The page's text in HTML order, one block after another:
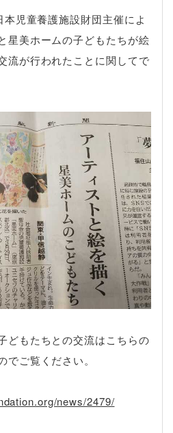
児童養護施設財団主催によ
星美ホームの子どもたちが絵
流が行われたことに関してで
どもたちとの交流はこちらの
でご覧ください。
news/2479/